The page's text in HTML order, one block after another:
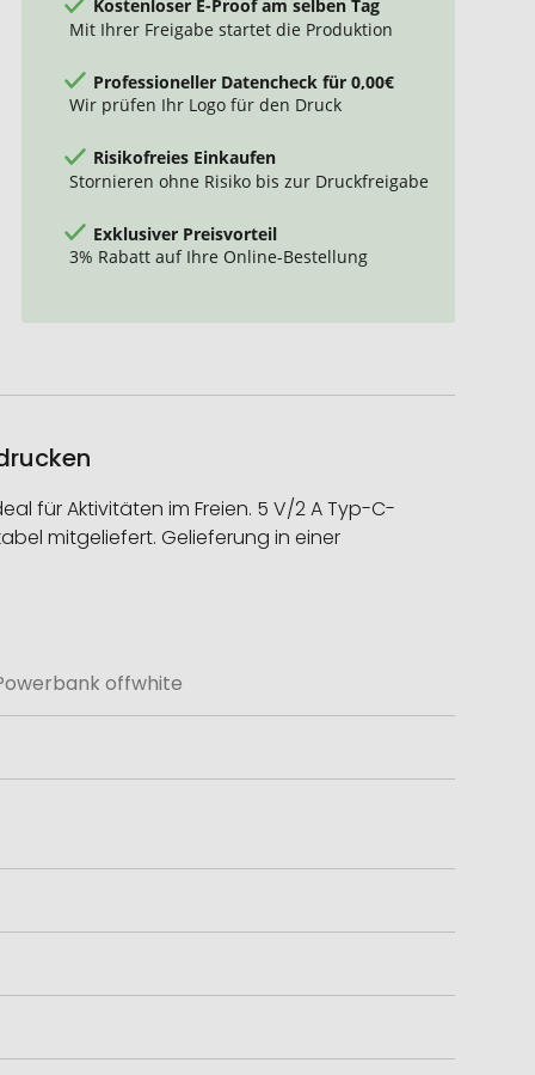
Kostenloser E-Proof am selben Tag
Mit Ihrer Freigabe startet die Produktion
Professioneller Datencheck für 0,00€
Wir prüfen Ihr Logo für den Druck
Risikofreies Einkaufen
Stornieren ohne Risiko bis zur Druckfreigabe
Exklusiver Preisvorteil
3% Rabatt auf Ihre Online-Bestellung
für Aktivitäten im Freien. 5 V/2 A Typ-C-
mitgeliefert. Gelieferung in einer
offwhite